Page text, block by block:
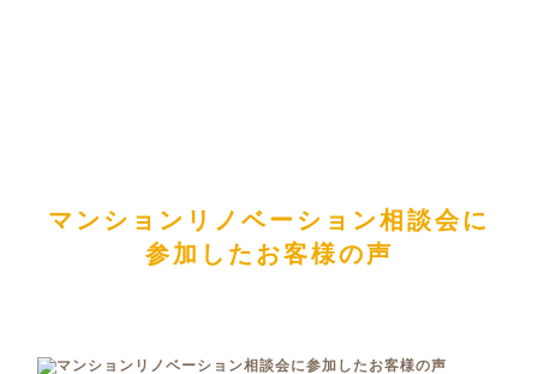
マンションリノベーション相談会に
参加したお客様の声